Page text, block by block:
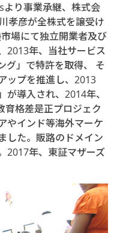
り事業承継、株式会
孝彦が全株式を譲受け
場にて独立開業者及び
2013年、当社サービス
グ」で特許を取得、 そ
ップを推進し、2013
導入され、2014年、
育格差是正プロジェク
やインド等海外マーケ
した。販路のドメイン
2017年、東証マザーズ